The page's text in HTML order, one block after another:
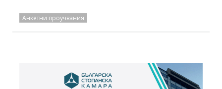
Новини, 15.12.2008
Анкетни проучвания